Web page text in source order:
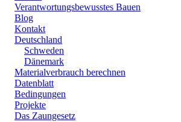
Verantwortungsbewusstes Bauen
Blog
Kontakt
Deutschland
Schweden
Dänemark
Materialverbrauch berechnen
Datenblatt
Bedingungen
Projekte
Das Zaungesetz